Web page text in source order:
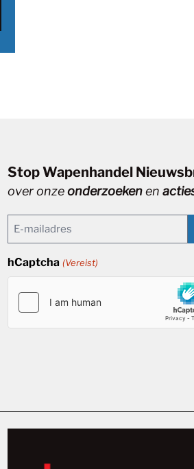
Stop Wapenhandel
over onzeonderzoekenen
Email
hCaptcha (Vereist)